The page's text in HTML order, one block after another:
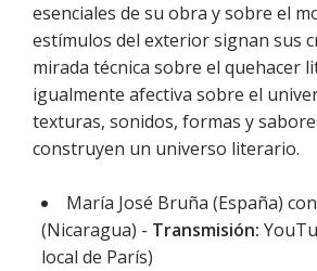
esenciales de su obra y sobre el
estímulos del exterior signan sus
mirada técnica sobre el quehacer
igualmente afectiva sobre el
texturas, sonidos, formas y
construyen un universo literario.
María José Bruña (España)
(Nicaragua) - Transmisión:
local de París)